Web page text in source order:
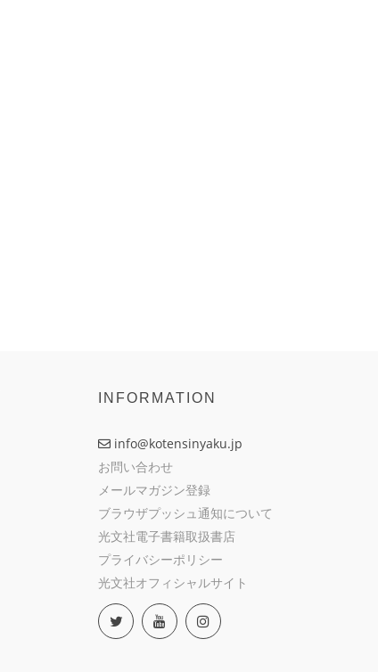
INFORMATION
info@kotensinyaku.jp
お問い合わせ
メールマガジン登録
ブラウザプッシュ通知について
光文社電子書籍取扱書店
プライバシーポリシー
光文社オフィシャルサイト